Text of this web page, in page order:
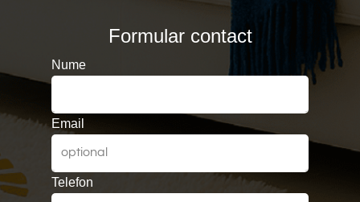
Formular contact
Nume
Email
Telefon